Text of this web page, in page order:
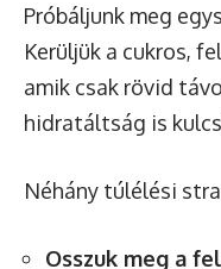
Próbáljunk meg
Kerüljük a cukros,
amik csak rövid
hidratáltság is
Néhány túlélési
Osszuk meg a